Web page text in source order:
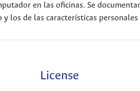
en las oficinas. Se
los de las características
License